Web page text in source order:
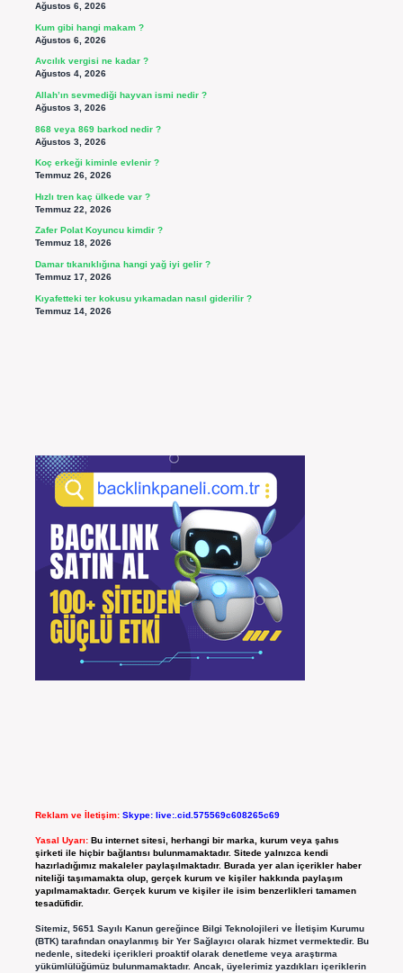
Ağustos 6, 2026
Kum gibi hangi makam ?
Ağustos 6, 2026
Avcılık vergisi ne kadar ?
Ağustos 4, 2026
Allah’ın sevmediği hayvan ismi nedir ?
Ağustos 3, 2026
868 veya 869 barkod nedir ?
Ağustos 3, 2026
Koç erkeği kiminle evlenir ?
Temmuz 26, 2026
Hızlı tren kaç ülkede var ?
Temmuz 22, 2026
Zafer Polat Koyuncu kimdir ?
Temmuz 18, 2026
Damar tıkanıklığına hangi yağ iyi gelir ?
Temmuz 17, 2026
Kıyafetteki ter kokusu yıkamadan nasıl giderilir ?
Temmuz 14, 2026
Reklam ve İletişim: Skype: live:.cid.575569c608265c69
Yasal Uyarı: Bu internet sitesi, herhangi bir marka, kurum veya şahıs
şirketi ile hiçbir bağlantısı bulunmamaktadır. Sitede yalnızca kendi
hazırladığımız makaleler paylaşılmaktadır. Burada yer alan içerikler haber
niteliği taşımamakta olup, gerçek kurum ve kişiler hakkında paylaşım
yapılmamaktadır. Gerçek kurum ve kişiler ile isim benzerlikleri tamamen
tesadüfidir.
Sitemiz, 5651 Sayılı Kanun gereğince Bilgi Teknolojileri ve İletişim Kurumu
(BTK) tarafından onaylanmış bir Yer Sağlayıcı olarak hizmet vermektedir. Bu
nedenle, sitedeki içerikleri proaktif olarak denetleme veya araştırma
yükümlülüğümüz bulunmamaktadır. Ancak, üyelerimiz yazdıkları içeriklerin